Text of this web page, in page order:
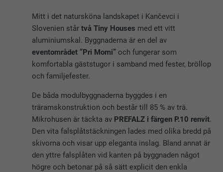
Mitt i det natursköna landskapet i Kančevci i
Slovenien stårtvå Tiny Houses med ett vitt
aluminiumskal. Byggnaderna är en del av
eventområdet ”Pri Momi” och fungerar som
komfortabla gäststugor i samband med fester, bröllop
och familjefester.
De båda modulbyggnaderna byggdes i en
träramskonstruktion och består till 85 % av trä.
Mikrohusen är täckta av PREFALZ i färgen P.10 renvit.
Den vita falsplåtstäckningen lades med olika bredd på
skivorna och visar upp eleganta inslag. Bland annat är
den yttre falsplåten vid kanten på byggnaden något
högre och betonar på så sätt explicit den enkla